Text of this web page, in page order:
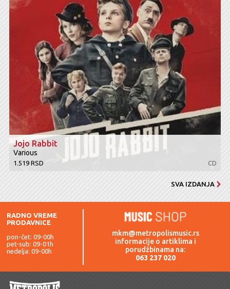
Jojo Rabbit
Various
1.519 RSD CD
SVA IZDANJA
RADNO VREME
PRODAVNICE
pon-čet: 09-00h
pet-sub: 09-01h
nedelja: 09-00h
mkm@metropolismusic.rs
informacije o artiklima i
porudžbinama na:
063 237 020